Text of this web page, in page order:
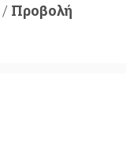
/ Προβολή